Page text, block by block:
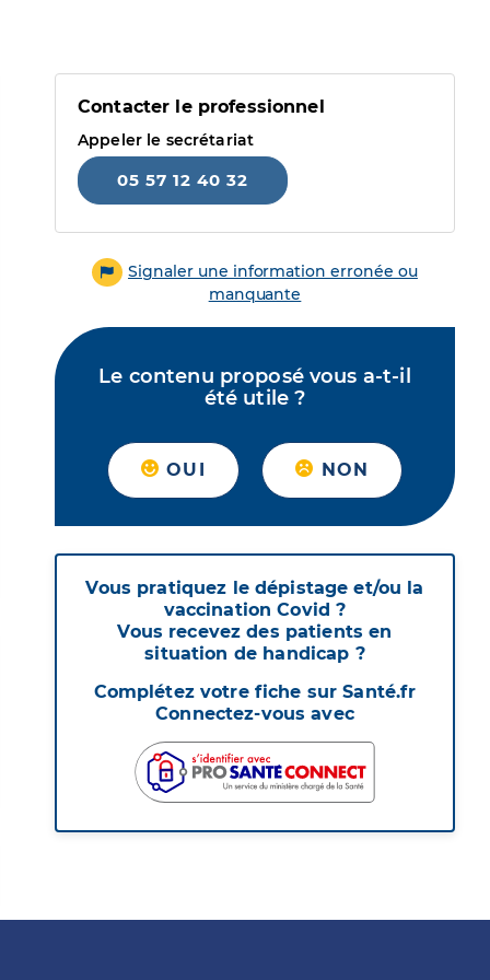
Contacter le professionnel
Appeler le secrétariat
05 57 12 40 32
Signaler une information erronée ou
manquante
Le contenu proposé vous a-t-il
été utile ?
OUI NON
Vous pratiquez le dépistage et/ou la
vaccination Covid ?
Vous recevez des patients en
situation de handicap ?
Complétez votre fiche sur Santé.fr
Connectez-vous avec